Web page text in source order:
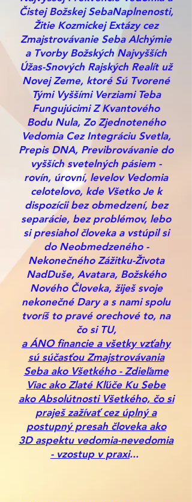
Čistej Božskej SebaNaplnenosti,
Žitie Kozmickej Extázy cez
Zmajstrovávanie Seba Alchýmie
a Tvorby Božských Najvyšších
Úžas-Snových Rajských Realít už
Novej Zeme, ktoré Sú Tvorené
Tými Vyššími Verziami Teba
Fungujúcimi Z Kvantového
Bodu Nula, Zo Zjednoteného
Vedomia Cez Integráciu Svetla,
Prepis DNA, Previbrovávanie do
vyšších svetelných pásiem -
rovín, úrovní, levelov Vedomia
celotelovo, kde Všetko Je k
dispozícii bez obmedzení, bez
separácie, bez problémov, lebo
si presiahol človeka a vstúpil si
do Neobmedzeného -
Nekonečného Zážitku-Života
NadDuše, Avatara, Božského
Nového Človeka, žiješ svoje
nekonečné Dary a s nami spolu
tvoríš to pravé orechové to, na
čo si TU,
a ÁNO financie a všetky vzťahy
sú súčasťou Zmajstrovávania
Seba ako Všetkého - Zdieľame
Viac ako Zlaté Kľúče Ku Sebe
ako Absolútnosti Všetkého, čo si
praješ zažívať cez úplný a
postupný presah človeka ako
3D aspektu vedomia-nevedomia
- vzostup v praxi...